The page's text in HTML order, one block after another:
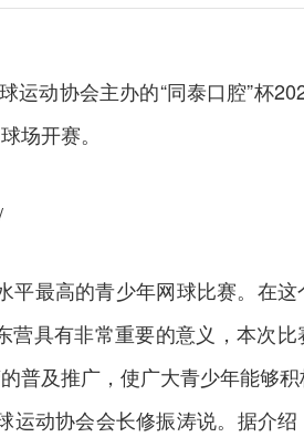
动协会主办的“同泰口腔”杯
场开赛。
最高的青少年网球比赛。在这
具有非常重要的意义，本次
普及推广，使广大青少年能够
运动协会会长修振涛说。据介